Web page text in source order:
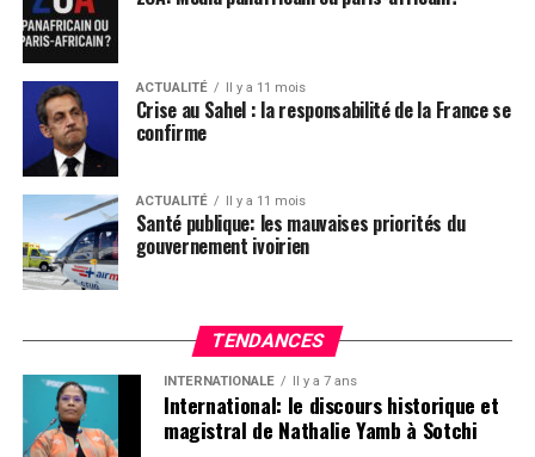
comments
ACTUALITÉ Il y a 11 mois
Crise au Sahel : la responsabilité de la France se
confirme
ACTUALITÉ Il y a 11 mois
Santé publique: les mauvaises priorités du
gouvernement ivoirien
TENDANCES
INTERNATIONALE Il y a 7 ans
International: le discours historique et
magistral de Nathalie Yamb à Sotchi